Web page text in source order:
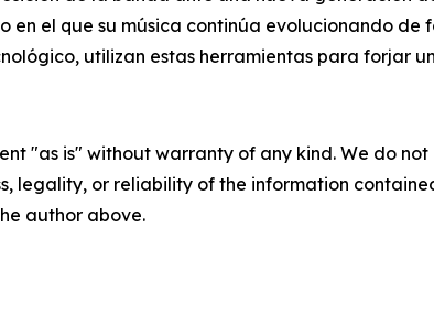
en el que su música continúa evolucionando
utilizan estas herramientas para forjar
"as is" without warranty of any kind. We do
legality, or reliability of the information
author above.